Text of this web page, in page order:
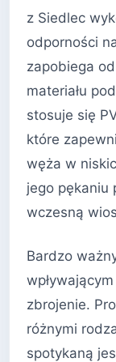
z Siedlec
odporności
zapobiega
materiału
stosuje się
które
węża w
jego pękaniu
wczesną
Bardzo
zbrojenie.
różnymi
spotykaną